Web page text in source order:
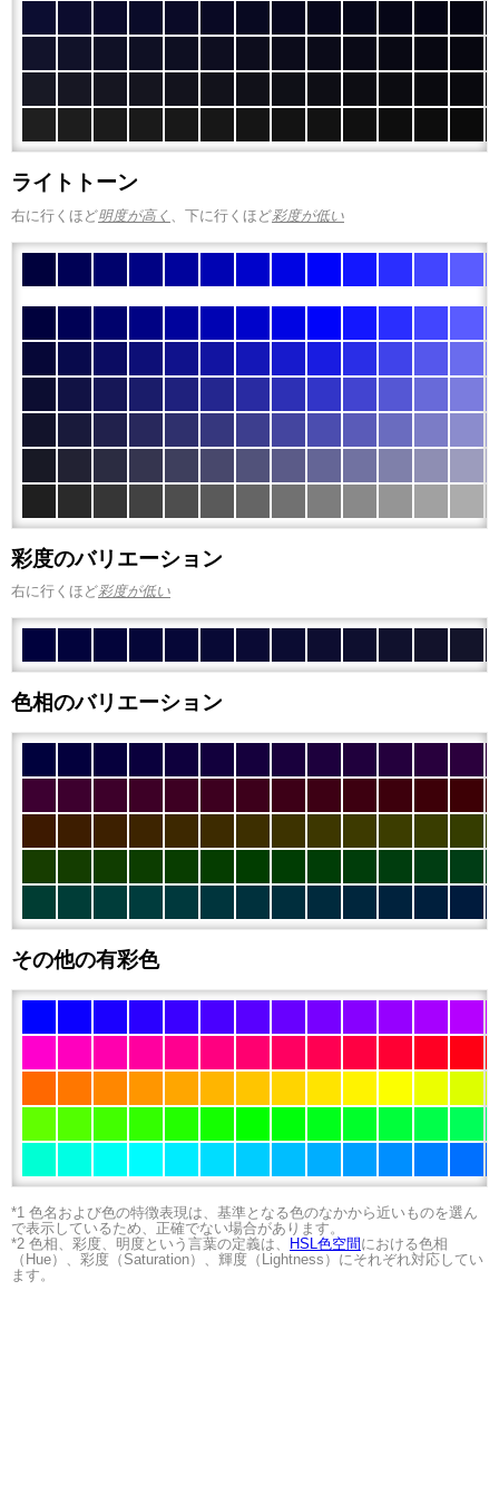
ライトトーン
右に行くほど明度が高く 、下に行くほど彩度が低い
彩度のバリエーション
右に行くほど彩度が低い
色相のバリエーション
その他の有彩色
*1 色名および色の特徴表現は、基準となる色のなかから近いものを選ん
で表示しているため、正確でない場合があります。
*2 色相、彩度、明度という言葉の定義は、
HSL色空間 における色相
（Hue）、彩度（Saturation）、輝度（Lightness）にそれぞれ対応してい
ます。